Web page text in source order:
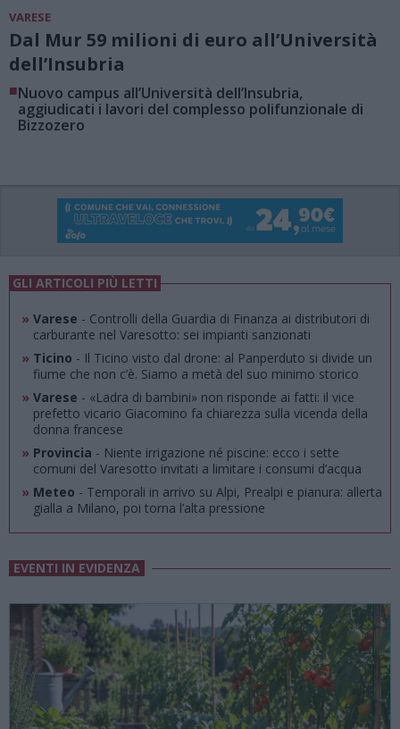
VARESE
Dal Mur 59 milioni di euro all’Università
dell’Insubria
■Nuovo campus all’Università dell’Insubria,
aggiudicati i lavori del complesso polifunzionale di
Bizzozero
GLI ARTICOLI PIÙ LETTI
» Varese - Controlli della Guardia di Finanza ai distributori di
carburante nel Varesotto: sei impianti sanzionati
» Ticino - Il Ticino visto dal drone: al Panperduto si divide un
fiume che non c’è. Siamo a metà del suo minimo storico
» Varese - «Ladra di bambini» non risponde ai fatti: il vice
prefetto vicario Giacomino fa chiarezza sulla vicenda della
donna francese
» Provincia - Niente irrigazione né piscine: ecco i sette
comuni del Varesotto invitati a limitare i consumi d’acqua
» Meteo - Temporali in arrivo su Alpi, Prealpi e pianura: allerta
gialla a Milano, poi torna l’alta pressione
EVENTI IN EVIDENZA